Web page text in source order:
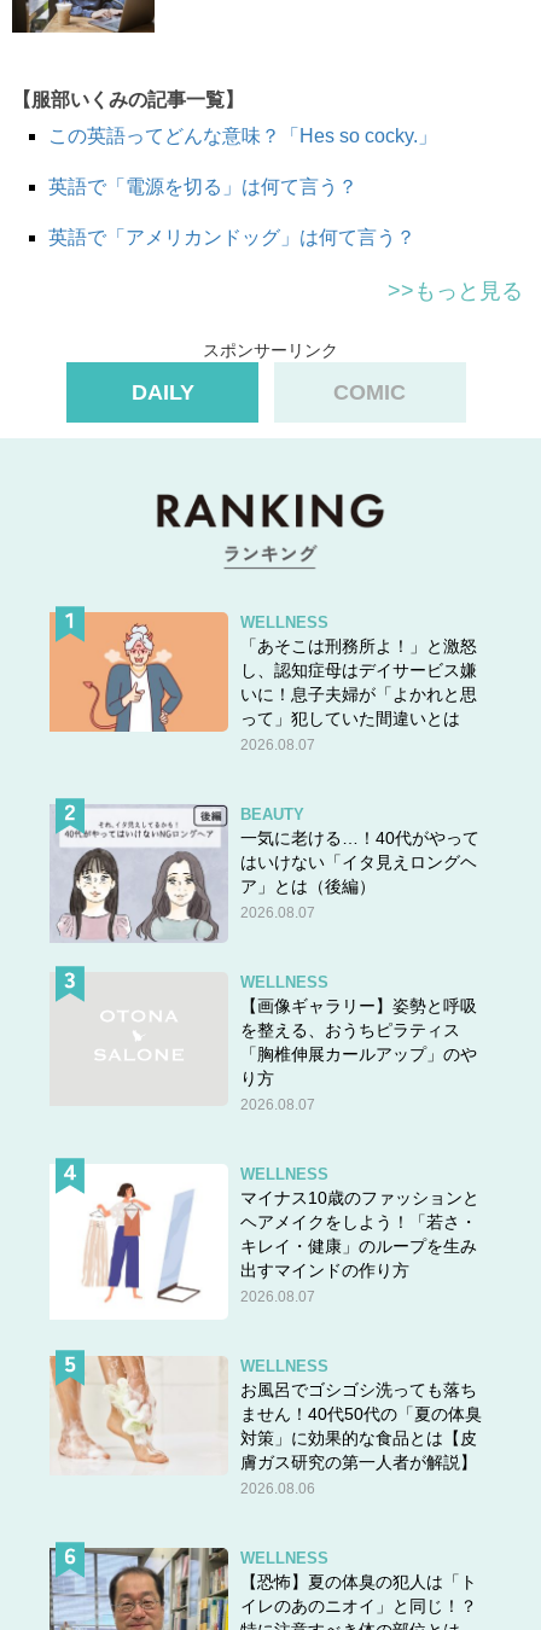
ーを思い出してもらえれば
50ｍ、100ｍ、200ｍ、400ｍも短距離走に入るでしょう
か。
short を付けずに、
sprint raceとも言います。
１００メートル走と言いたいときには
このように言います。
A bit nervous, but I’ve been practicing myshort sprints
たら、多分大丈夫。
Who won the 100-meter sprint ?
誰が１００メートル走で一位になった？
ちなみに長距離走は
long-distance running
endurance running
endurance race
などと言います。マ
ラソンじゃないの？ と聞かれます
marathon は「42.195km」という決められた距離のと
きのみそう呼びます 。覚えておいてくださいね。
答えは＞＞こちら
【服部いくみの記事一覧】
この英語ってどんな意味？「Hes so cocky.」
英語で「電源を切る」は何て言う？
英語で「アメリカンドッグ」は何て言う？
>>もっと見る
スポンサーリンク
DAILY COMIC
WELLNESS
「あそこは刑務所よ！」と激怒
し、認知症母はデイサービス嫌
いに！息子夫婦が「よかれと思
って」犯していた間違いとは
2026.08.07
BEAUTY
一気に老ける…！40代がやって
はいけない「イタ見えロングヘ
ア」とは（後編）
2026.08.07
WELLNESS
【画像ギャラリー】姿勢と呼吸
を整える、おうちピラティス
「胸椎伸展カールアップ」のや
り方
2026.08.07
WELLNESS
マイナス10歳のファッションと
ヘアメイクをしよう！「若さ・
キレイ・健康」のループを生み
出すマインドの作り方
2026.08.07
WELLNESS
お風呂でゴシゴシ洗っても落ち
ません！40代50代の「夏の体臭
対策」に効果的な食品とは【皮
膚ガス研究の第一人者が解説】
2026.08.06
WELLNESS
【恐怖】夏の体臭の犯人は「ト
イレのあのニオイ」と同じ！？